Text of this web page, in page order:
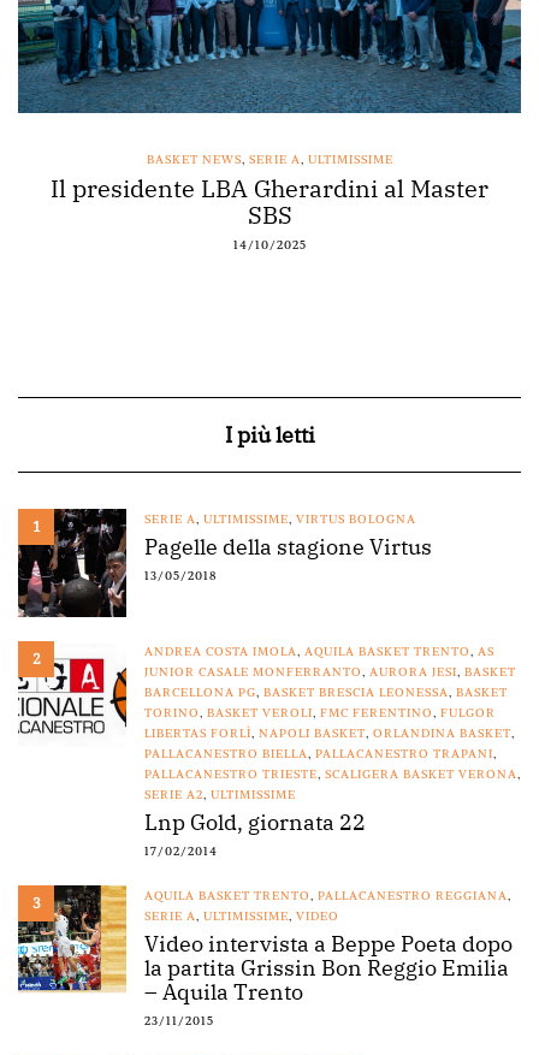
BASKET NEWS SERIE A ULTIMISSIME
Il presidente LBA Gherardini al Master
SBS
14/10/2025
I più letti
1 SERIE A ULTIMISSIME VIRTUS BOLOGNA
Pagelle della stagione Virtus
13/05/2018
2 ANDREA COSTA IMOLA AQUILA BASKET TRENTO
AS
JUNIOR CASALE MONFERRANTO
AURORA JESI BASKET
BARCELLONA PG BASKET BRESCIA LEONESSA
BASKET
TORINO
BASKET VEROLI FMC FERENTINO
FULGOR
LIBERTAS FORLÌ NAPOLI BASKET ORLANDINA BASKET
PALLACANESTRO BIELLA
PALLACANESTRO TRAPANI
PALLACANESTRO TRIESTE SCALIGERA BASKET VERONA
SERIE A2 ULTIMISSIME
Lnp Gold, giornata 22
17/02/2014
3 AQUILA BASKET TRENTO PALLACANESTRO REGGIANA
SERIE A
ULTIMISSIME VIDEO
Video intervista a Beppe Poeta dopo
la partita Grissin Bon Reggio Emilia
– Aquila Trento
23/11/2015